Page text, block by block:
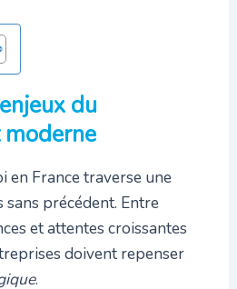
du
en France traverse une
précédent. Entre
et attentes croissantes
doivent repenser
.